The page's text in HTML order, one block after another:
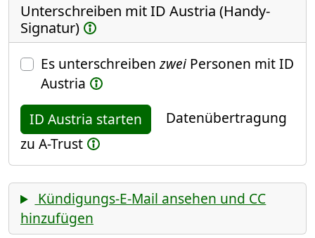
Unterschreiben mit ID Austria (Handy-
Signatur)
Es unterschreibenzweiPersonen mit ID
Austria
ID Austria starten
Datenübertragung
zu A-Trust
Kündigungs-E-Mail ansehen und CC
hinzufügen